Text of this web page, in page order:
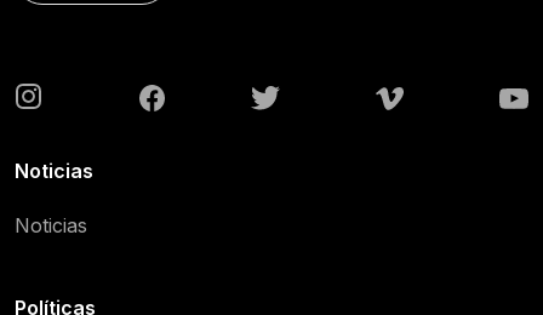
Noticias
Noticias
Políticas